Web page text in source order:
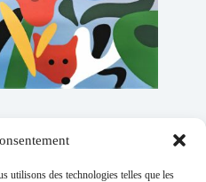
utilisons des technologies telles que les